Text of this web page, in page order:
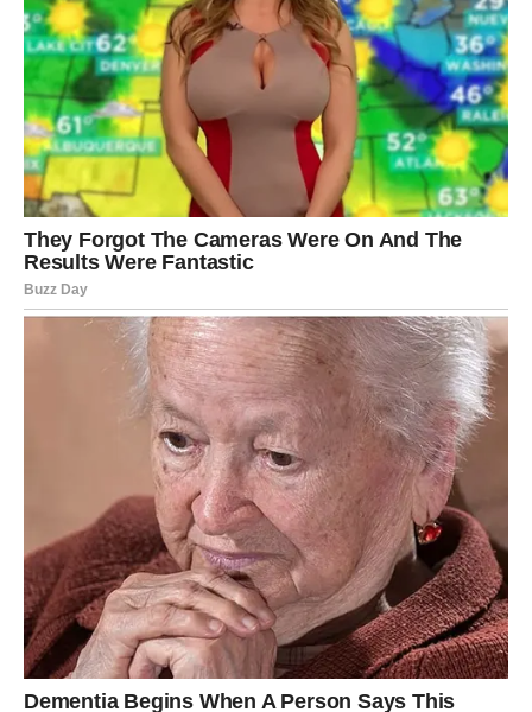
događaj; to je biomanifest umetničke slobodei
posvećenosti. Publika je otišla kući sa sećanjima koja će trajati
zauvek, a Lejdi Gaga će ostati upamćena kao umetnica koja je
promenila pravila igre i ostavila neizbrisiv trag u svetu muzike.
Ovaj događaj je bio još jedan dokaz da muzika ima moć da
zbližava ljude, bez obzira na njihove razlike, stvarajući tako
jedinstvenu i nezaboravnu zajednicu.